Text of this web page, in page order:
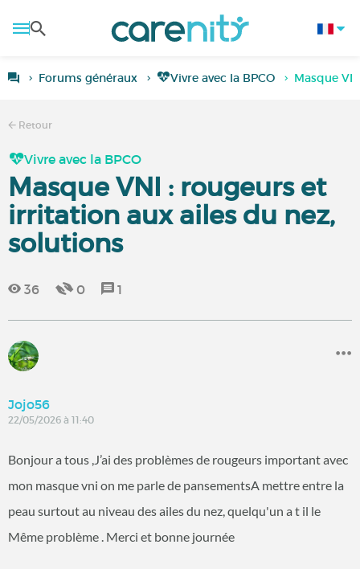
Forums généraux Vivre avec la BPCO Masque
Retour
Vivre avec la BPCO
Masque VNI : rougeurs et
irritation aux ailes du nez,
solutions
36 0 1
Jojo56
22/05/2026 à 11:40
Bonjour a tous ,J’ai des problèmes de rougeurs important avec
mon masque vni on me parle de pansementsA mettre entre la
peau surtout au niveau des ailes du nez, quelqu'un a t il le
Même problème . Merci et bonne journée